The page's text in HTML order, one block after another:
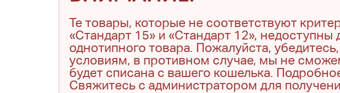
Те товары, которые не соответствуют
«Стандарт 15» и «Стандарт 12», недоступны
однотипного товара. Пожалуйста,
условиям, в противном случае, мы не
будет списана с вашего кошелька.
Свяжитесь с администратором для